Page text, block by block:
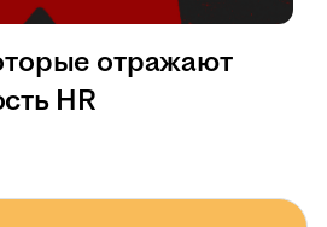
отражают
HR